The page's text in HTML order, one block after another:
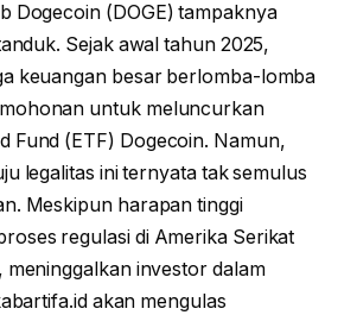
Dogecoin (DOGE) tampaknya
Sejak awal tahun 2025,
keuangan besar berlomba-lomba
untuk meluncurkan
Fund (ETF) Dogecoin. Namun,
legalitas ini ternyata tak semulus
Meskipun harapan tinggi
regulasi di Amerika Serikat
meninggalkan investor dalam
akan mengulas